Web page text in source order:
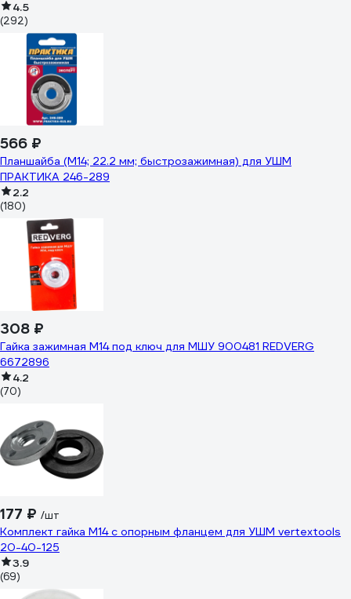
4.5
(292)
566 ₽
Планшайба (М14; 22.2 мм; быстрозажимная) для УШМ
ПРАКТИКА 246-289
2.2
(180)
308 ₽
Гайка зажимная М14 под ключ для МШУ 900481 REDVERG
6672896
4.2
(70)
177 ₽ /шт
Комплект гайка М14 с опорным фланцем для УШМ vertextools
20-40-125
3.9
(69)